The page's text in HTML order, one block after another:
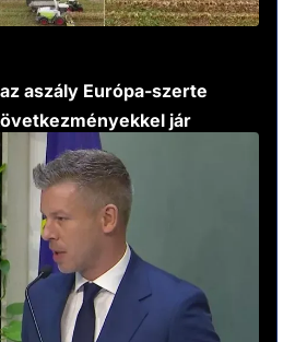
aszály Európa-szerte
jár